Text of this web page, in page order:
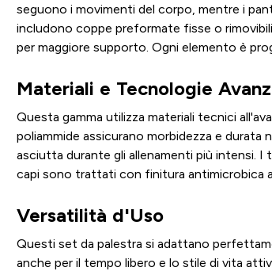
seguono i movimenti del corpo, mentre i
includono coppe preformate fisse o
per maggiore supporto. Ogni elemento è
Materiali e Tecnologie
Questa gamma utilizza materiali tecnici
poliammide assicurano morbidezza e
asciutta durante gli allenamenti più intensi.
capi sono trattati con finitura antimicrobica
Versatilità d'Uso
Questi set da palestra si adattano
anche per il tempo libero e lo stile di vita